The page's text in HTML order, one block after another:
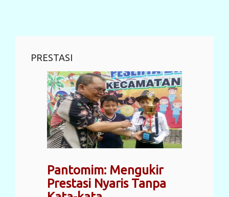
PRESTASI
Pantomim: Mengukir
Prestasi Nyaris Tanpa